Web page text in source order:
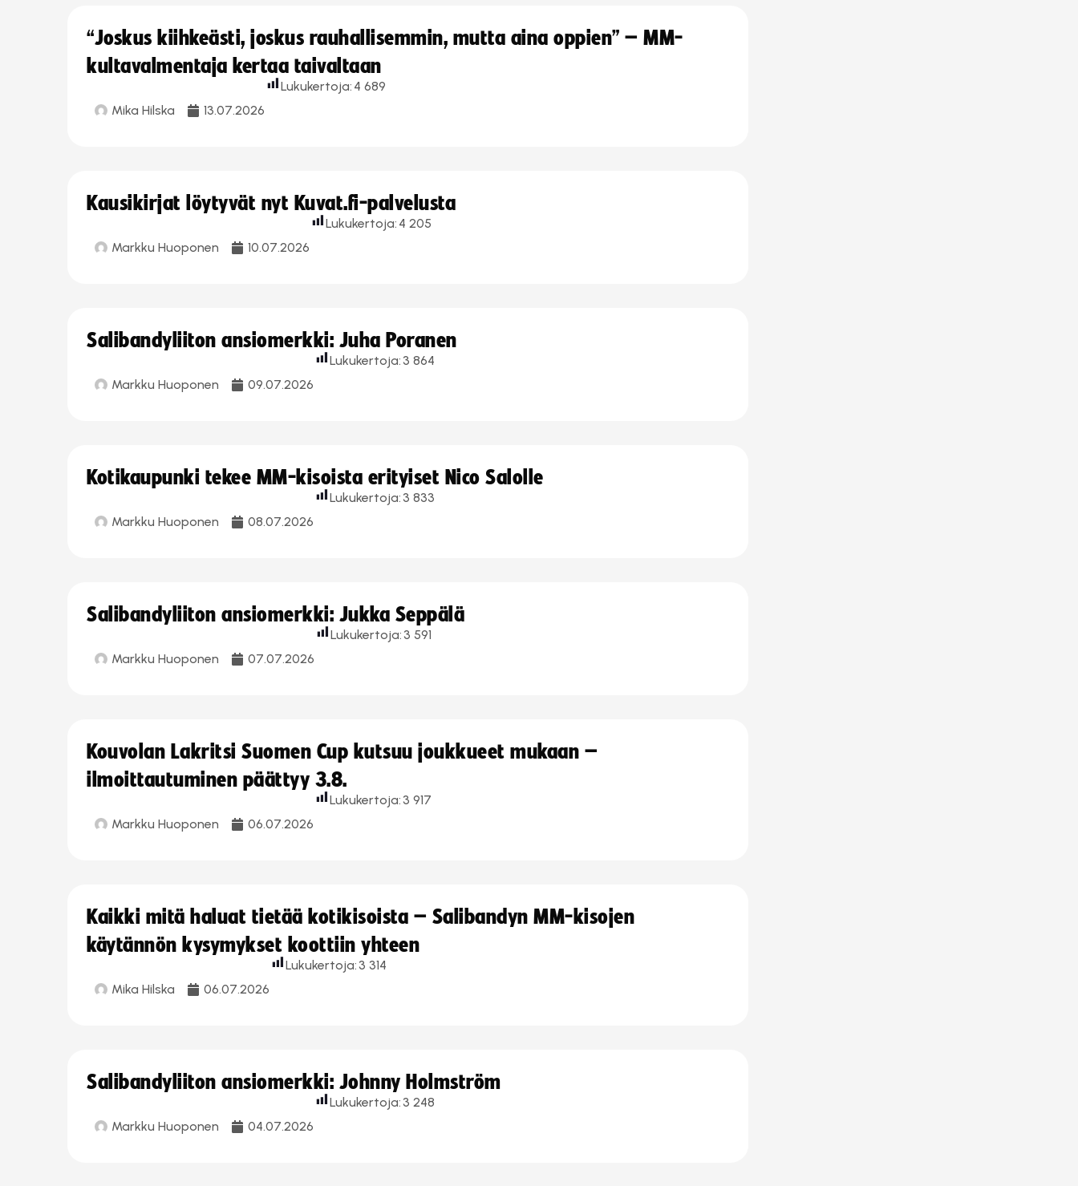
“Joskus kiihkeästi, joskus rauhallisemmin, mutta aina oppien” – MM-
kultavalmentaja kertaa taivaltaan
Mika Hilska 13.07.2026
Lukukertoja: 4 689
Kausikirjat löytyvät nyt Kuvat.fi-palvelusta
Markku Huoponen 10.07.2026
Lukukertoja: 4 205
Salibandyliiton ansiomerkki: Juha Poranen
Markku Huoponen 09.07.2026
Lukukertoja: 3 864
Kotikaupunki tekee MM-kisoista erityiset Nico Salolle
Markku Huoponen 08.07.2026
Lukukertoja: 3 833
Salibandyliiton ansiomerkki: Jukka Seppälä
Markku Huoponen 07.07.2026
Lukukertoja: 3 591
Kouvolan Lakritsi Suomen Cup kutsuu joukkueet mukaan –
ilmoittautuminen päättyy 3.8.
Markku Huoponen 06.07.2026
Lukukertoja: 3 917
Kaikki mitä haluat tietää kotikisoista – Salibandyn MM-kisojen
käytännön kysymykset koottiin yhteen
Mika Hilska 06.07.2026
Lukukertoja: 3 314
Salibandyliiton ansiomerkki: Johnny Holmström
Markku Huoponen 04.07.2026
Lukukertoja: 3 248